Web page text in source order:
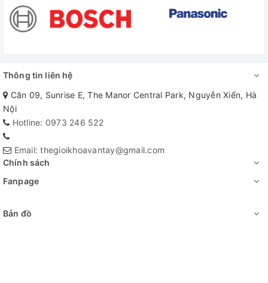
Thông tin liên hệ
Căn 09, Sunrise E, The Manor Central Park, Nguyễn Xiển, Hà
Nội
Hotline: 0973 246 522
Email: thegioikhoavantay@gmail.com
Chính sách
Fanpage
Bản đồ